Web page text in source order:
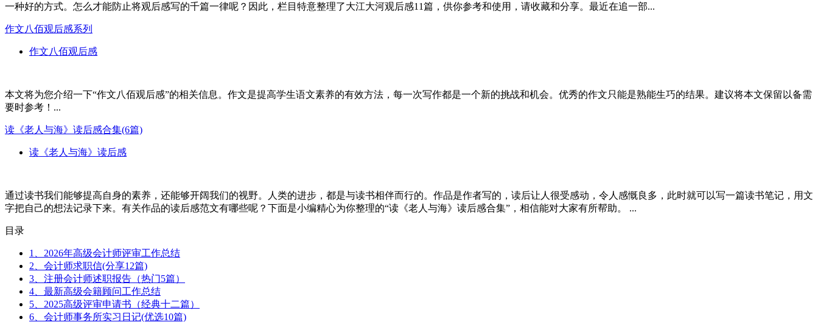
一种好的方式。怎么才能防止将观后感写的千篇一律呢？因此，栏目特意整理了大江大河观后感11篇，供你参考和使用，请收藏和分享。最近在追一部...
作文八佰观后感系列
作文八佰观后感
本文将为您介绍一下“作文八佰观后感”的相关信息。作文是提高学生语文素养的有效方法，每一次写作都是一个新的挑战和机会。优秀的作文只能是熟能生巧的结果。建议将本文保留以备需
要时参考！...
读《老人与海》读后感合集(6篇)
读《老人与海》读后感
通过读书我们能够提高自身的素养，还能够开阔我们的视野。人类的进步，都是与读书相伴而行的。作品是作者写的，读后让人很受感动，令人感慨良多，此时就可以写一篇读书笔记，用文
字把自己的想法记录下来。有关作品的读后感范文有哪些呢？下面是小编精心为你整理的“读《老人与海》读后感合集”，相信能对大家有所帮助。 ...
目录
1、2026年高级会计师评审工作总结
2、会计师求职信(分享12篇)
3、注册会计师述职报告（热门5篇）
4、最新高级会籍顾问工作总结
5、2025高级评审申请书（经典十二篇）
6、会计师事务所实习日记(优选10篇)